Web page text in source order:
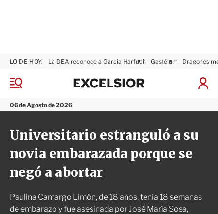
M
n
ú
06 de Agosto de 2026
LO DE HOY: La DEA reconoce a García Harfuch Gastélum Dragones
I
x
l
i
o
r
Universitario estranguló a su
novia embarazada porque se
negó a abortar
Paulina Camargo Limón, de 18 años, tenía 18 semanas
de embarazo y fue asesinada por José María Sosa,